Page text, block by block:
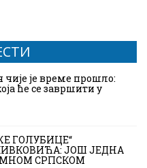
чије је време прошло:
ће се завршити у
ГОЛУБИЦЕ“
ЈОШ ЈЕДНА
СРПСКОМ